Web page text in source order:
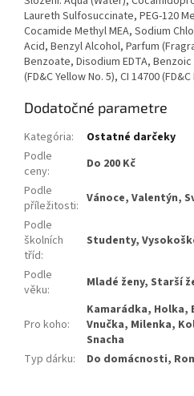
Laureth Sulfosuccinate, PEG-120
Cocamide Methyl MEA, Sodium
Acid, Benzyl Alcohol, Parfum
Benzoate, Disodium EDTA,
(FD&C Yellow No. 5), CI 14700
Dodatočné parametre
Kategória:
Ostatné darčeky
Podle
ceny:
Do 200 Kč
Podle
příležitosti: Vánoce, Valentýn,
Podle
školních
tříd:
Studenty,
Podle
věku: Mladé ženy, Starší
Pro koho:
Kamarádka,
Vnučka, Milenka,
Snacha
Typ dárku: Do domácnosti,